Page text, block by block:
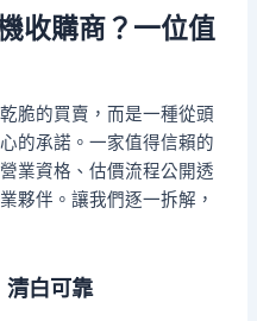
收購商？一位值
脆的買賣，而是一種從頭
的承諾。一家值得信賴的
業資格、估價流程公開透
夥伴。讓我們逐一拆解，
清白可靠